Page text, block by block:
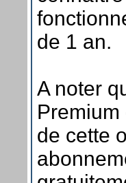
de 1 an.
A noter
de cette